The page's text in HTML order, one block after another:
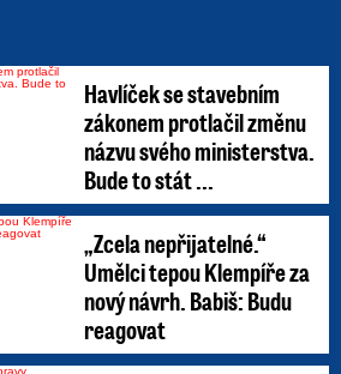
Havlíček se stavebním
zákonem protlačil změnu
názvu svého ministerstva.
Bude to stát ...
„Zcela nepřijatelné.“
Umělci tepou Klempíře za
nový návrh. Babiš: Budu
reagovat